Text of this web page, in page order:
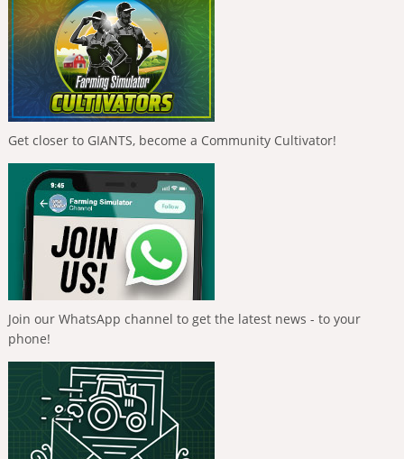
Get closer to GIANTS, become a Community Cultivator!
Join our WhatsApp channel to get the latest news - to your
phone!